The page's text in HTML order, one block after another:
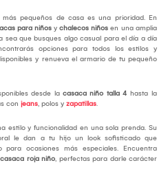
pequeños de casa es una prioridad. En
para niños y chalecos niños en una amplia
sea que busques algo casual para el día a día
opciones para todos los estilos y
y renueva el armario de tu pequeño
desde la casaca niño talla 4 hasta la
con jeans, polos y zapatillas.
estilo y funcionalidad en una sola prenda. Su
le dan a tu hijo un look sofisticado que
ocasiones más especiales. Encuentra
casaca roja niño, perfectas para darle carácter